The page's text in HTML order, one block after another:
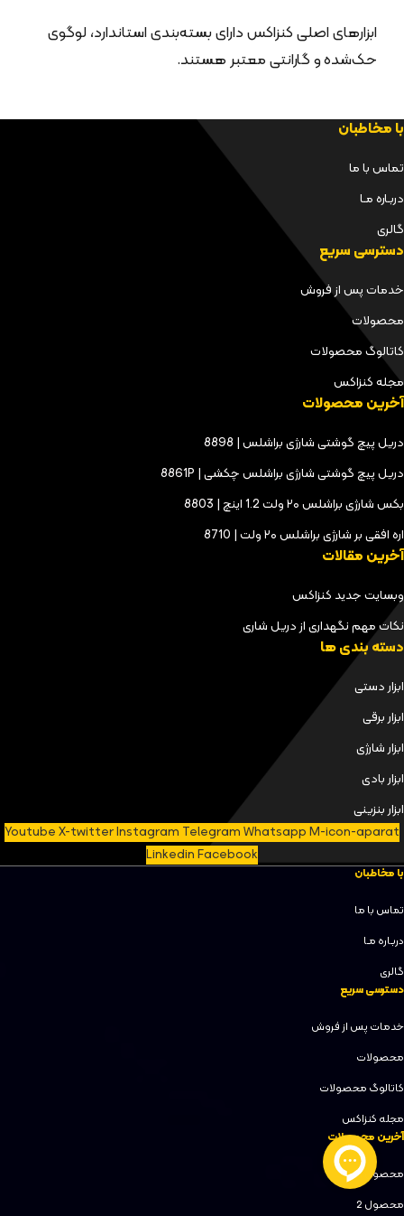
ابزارهای اصلی کنزاکس دارای بسته‌بندی استاندارد، لوگوی
حک‌شده و گارانتی معتبر هستند.
با مخاطبان
تماس با ما
دربـاره مـا
گالری
دسترسی سریع
خدمات پس از فروش
محصولات
کاتالوگ محصولات
مجله کنزاکس
آخرین محصولات
دریل پیچ گوشتی شارژی براشلس | 8898
دریل پیچ گوشتی شارژی براشلس چکشی | 8861P
بکس شارژی براشلس ۲۰ ولت 1.2 اینچ | 8803
اره افقی بر شارژی براشلس ۲۰ ولت | 8710
آخرین مقالات
وبسایت جدید کنزاکس
نکات مهم نگهداری از دریل شاری
دسته بندی ها
ابزار دستی
ابزار برقی
ابزار شارژی
ابزار بادی
ابزار بنزینی
YoutubeX-twitterInstagram TelegramWhatsappM-icon-aparat
LinkedinFacebook
با مخاطبان
تماس با ما
دربـاره مـا
گالری
دسترسی سریع
خدمات پس از فروش
محصولات
کاتالوگ محصولات
مجله کنزاکس
آخرین محصولات
محصول 1
محصول 2